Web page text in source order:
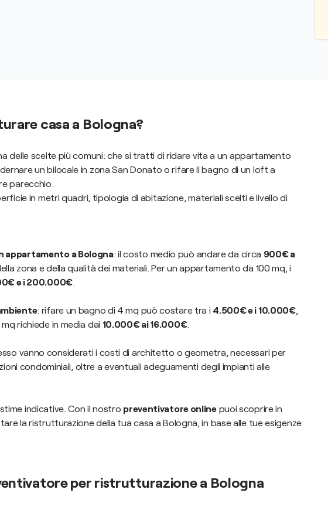
casa a Bologna?
delle scelte più comuni: che si tratti di ridare vita a un appartamento
un bilocale in zona San Donato o rifare il bagno di un loft a
parecchio.
in metri quadri, tipologia di abitazione, materiali scelti e livello di
appartamento a Bologna: il costo medio può andare da circa 900€ a
zona e della qualità dei materiali. Per un appartamento da 100 mq, i
e i 200.000€.
: rifare un bagno di 4 mq può costare tra i 4.500€ e i 10.000€,
richiede in media dai 10.000€ ai 16.000€.
vanno considerati i costi di architetto o geometra, necessari per
condominiali, oltre a eventuali adeguamenti degli impianti alle
indicative. Con il nostro preventivatore onlinepuoi scoprire in
la ristrutturazione della tua casa a Bologna, in base alle tue esigenze
per ristrutturazione a Bologna